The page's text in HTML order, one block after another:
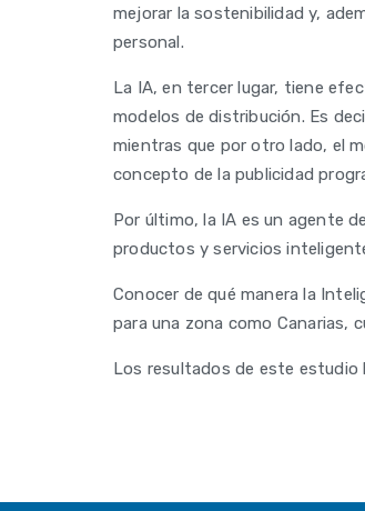
mejorar la sostenibilidad y,
personal.
La IA, en tercer lugar, tiene
modelos de distribución. Es
mientras que por otro lado, el
concepto de la publicidad
Por último, la IA es un agente
productos y servicios
Conocer de qué manera la
para una zona como Canarias,
Los resultados de este estudio